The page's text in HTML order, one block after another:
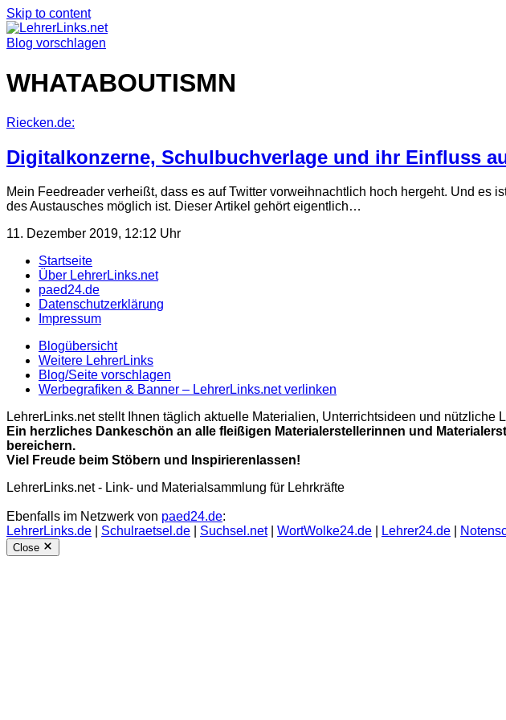
Skip to content
Blog vorschlagen
WHATABOUTISMN
Riecken.de:
Digitalkonzerne, Schulbuchverlage und ihr Einfluss
Mein Feedreader verheißt, dass es auf Twitter vorweihnachtlich hoch hergeht. Und
des Austausches möglich ist. Dieser Artikel gehört eigentlich…
11. Dezember 2019, 12:12 Uhr
Startseite
Über LehrerLinks.net
paed24.de
Datenschutzerklärung
Impressum
Blogübersicht
Weitere LehrerLinks
Blog/Seite vorschlagen
Werbegrafiken & Banner – LehrerLinks.net verlinken
LehrerLinks.net stellt Ihnen täglich aktuelle Materialien, Unterrichtsideen und
Ein herzliches Dankeschön an alle fleißigen Materialerstellerinnen und
bereichern.
Viel Freude beim Stöbern und Inspirierenlassen!
LehrerLinks.net - Link- und Materialsammlung für Lehrkräfte
Ebenfalls im Netzwerk von paed24.de:
LehrerLinks.de
Schulraetsel.de Suchsel.net| WortWolke24.de Lehrer24.de
Close